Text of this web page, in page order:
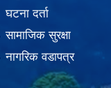
घटना दर्ता
सामाजिक सुरक्षा
नागरिक वडापत्र